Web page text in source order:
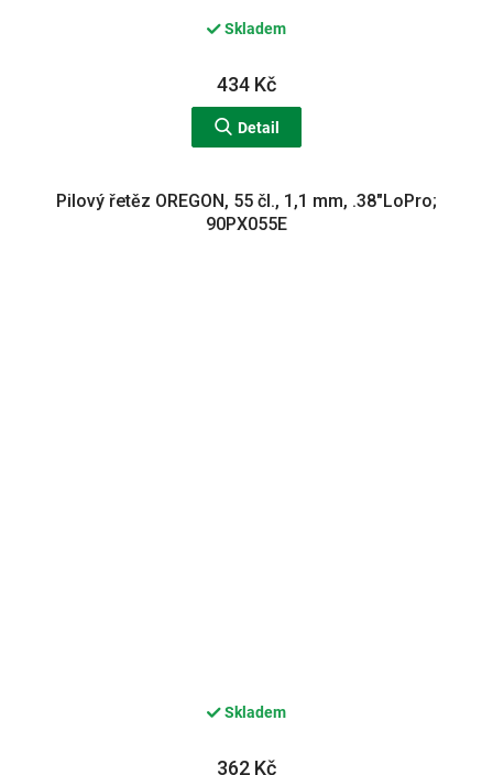
Skladem
434 Kč
Detail
Pilový řetěz OREGON, 55 čl., 1,1 mm, .38"LoPro;
90PX055E
Skladem
362 Kč